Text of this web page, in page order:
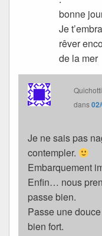
bonne
Je
rêver
de la mer
dans
Je ne sais pas
contempler.
Embarquement
Enfin… nous
passe bien.
Passe une
bien fort.